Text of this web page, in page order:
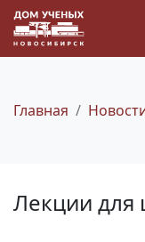
Главная
Лекции для